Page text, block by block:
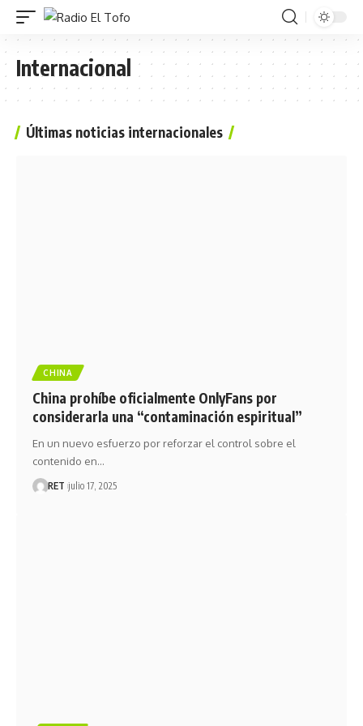
Internacional
Últimas noticias internacionales
CHINA
China prohíbe oficialmente OnlyFans por
considerarla una “contaminación espiritual”
En un nuevo esfuerzo por reforzar el control sobre el
contenido en…
RET julio 17, 2025